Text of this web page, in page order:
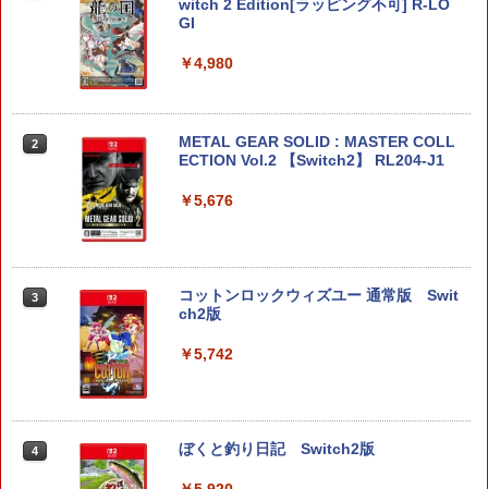
witch 2 Edition[ラッピング不可] R-LO
GI
￥4,980
2
METAL GEAR SOLID : MASTER COLL
ECTION Vol.2 【Switch2】 RL204-J1
￥5,676
3
コットンロックウィズユー 通常版 Swit
ch2版
￥5,742
4 ぼくと釣り日記 Switch2版